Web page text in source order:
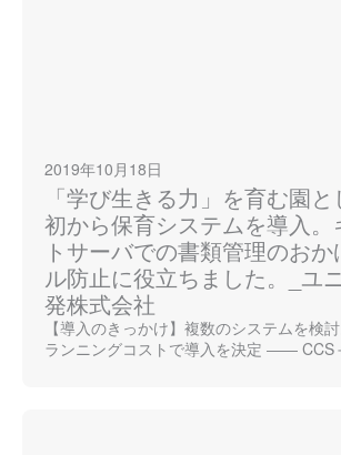
2019年10月18日
「学び生きる力」を育む園
初から保育システムを導入。
トサーバでの書類管理のお
ル防止に役立ちました。_ユ
発株式会社
【導入のきっかけ】複数のシステムを検
ランニングコストで導入を決定 ―― CCS